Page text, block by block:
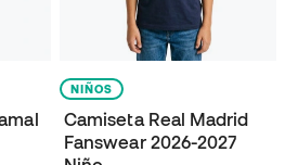
NIÑOS
Camiseta Real Madrid
Fanswear 2026-2027